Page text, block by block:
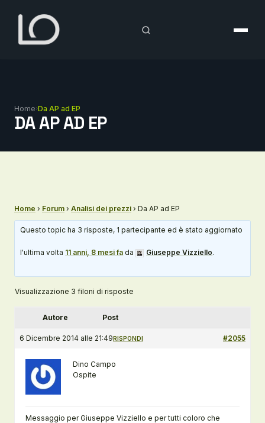
contenuto
Home›Da AP ad EP
DA AP AD EP
Home › Forum › Analisi dei prezzi › Da AP ad EP
Questo topic ha 3 risposte, 1 partecipante ed è stato aggiornato
l'ultima volta 11 anni, 8 mesi fa da Giuseppe Vizziello.
Visualizzazione 3 filoni di risposte
Autore Post
6 Dicembre 2014 alle 21:49 #2055
RISPONDI
Dino Campo
Ospite
Messaggio per Giuseppe Vizziello e per tutti coloro che